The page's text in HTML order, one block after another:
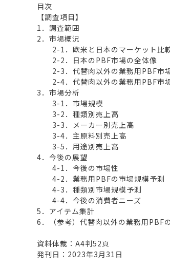
目次
【調査項目】
1．調査範囲
2．市場概況
2-1．欧米と日本のマーケット比
2-2．日本のPBF市場の全体像
2-3．代替肉以外の業務用PBF市
2-4．代替肉以外の業務用PBF市
3．市場分析
3-1．市場規模
3-2．種類別売上高
3-3．メーカー別売上高
3-4．主原料別売上高
3-5．用途別売上高
4．今後の展望
4-1．今後の市場性
4-2．業務用PBFの市場規模予測
4-3．種類別市場規模予測
4-4．今後の消費者ニーズ
5．アイテム集計
6．（参考）代替肉以外の業務用PBF
資料体裁：A4判52頁
発刊日：2023年3月31日